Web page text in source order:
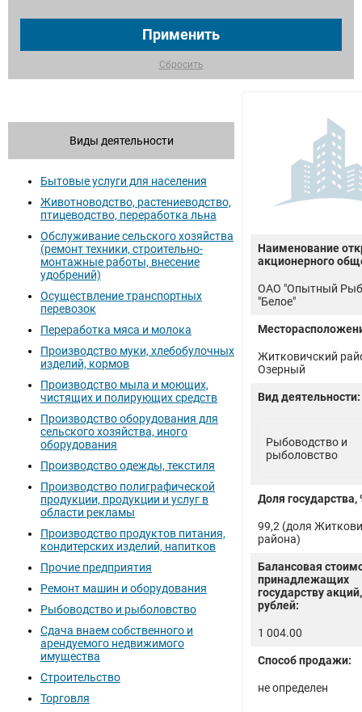
Сбросить
Применить
Виды деятельности
Бытовые услуги для населения
Животноводство, растениеводство,
птицеводство, переработка льна
Обслуживание сельского хозяйства
(ремонт техники, строительно-
монтажные работы, внесение
удобрений)
Осуществление транспортных
перевозок
Переработка мяса и молока
Производство муки, хлебобулочных
изделий, кормов
Производство мыла и моющих,
чистящих и полирующих средств
Производство оборудования для
сельского хозяйства, иного
оборудования
Производство одежды, текстиля
Производство полиграфической
продукции, продукции и услуг в
области рекламы
Производство продуктов питания,
кондитерских изделий, напитков
Прочие предприятия
Ремонт машин и оборудования
Рыбоводство и рыболовство
Сдача внаем собственного и
арендуемого недвижимого
имущества
Строительство
Торговля
Наименование
акционерного
ОАО "Опытный
"Белое"
Житковичский
Озерный
Вид деятельности:
Рыбоводство и
рыболовство
Доля государства,
99,2 (доля
района)
Балансовая
принадлежащих
государству
рублей:
1 004.00
Способ продажи:
не определен